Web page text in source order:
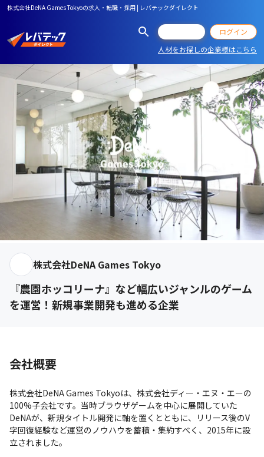
株式会社DeNA Games Tokyoの求人・転職・採用 | レバテックダイレクト
ログイン
人材をお探しの企業様はこちら
株式会社DeNA Games Tokyo
『農園ホッコリーナ』など幅広いジャンルのゲーム
を運営！新規事業開発も進める企業
会社概要
株式会社DeNA Games Tokyoは、株式会社ディー・エヌ・エーの
100%子会社です。当時ブラウザゲームを中心に展開していた
DeNAが、新規タイトル開発に軸を置くとともに、リリース後のV
字回復経験など運営のノウハウを蓄積・集約すべく、2015年に設
立されました。